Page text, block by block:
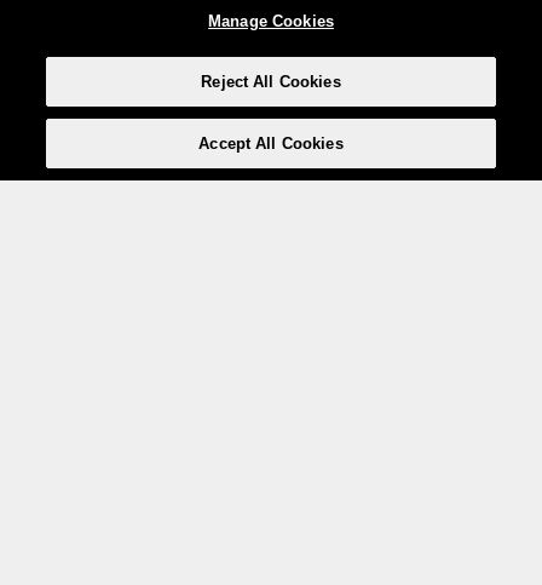
Manage Cookies
Reject All Cookies
Accept All Cookies